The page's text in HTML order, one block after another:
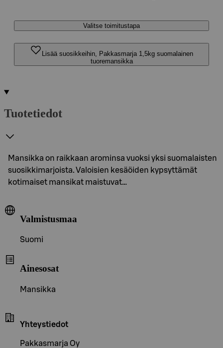
Valitse toimitustapa
Lisää suosikkeihin, Pakkasmarja 1,5kg suomalainen
tuoremansikka
Tuotetiedot
Mansikka on raikkaan arominsa vuoksi yksi suomalaisten
suosikkimarjoista. Valoisien kesäöiden kypsyttämät
kotimaiset mansikat maistuvat…
Valmistusmaa
Suomi
Ainesosat
Mansikka
Yhteystiedot
Pakkasmarja Oy